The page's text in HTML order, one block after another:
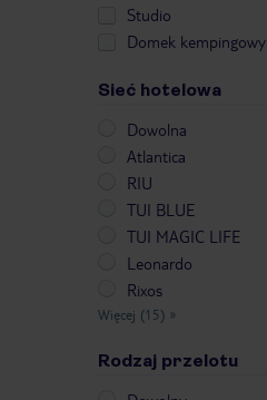
Studio
Domek kempingowy
Sieć hotelowa
Dowolna
Atlantica
RIU
TUI BLUE
TUI MAGIC LIFE
Leonardo
Rixos
Więcej (15) »
Rodzaj przelotu